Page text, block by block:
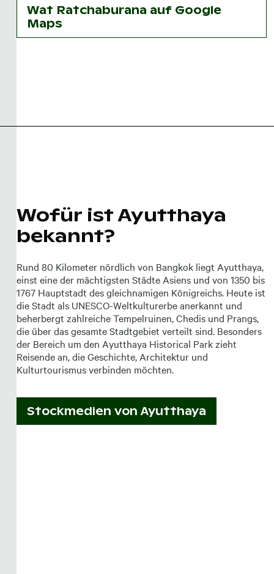
Wat Ratchaburana auf Google
Maps
Wofür ist Ayutthaya
bekannt?
Rund 80 Kilometer nördlich von Bangkok liegt Ayutthaya,
einst eine der mächtigsten Städte Asiens und von 1350 bis
1767 Hauptstadt des gleichnamigen Königreichs. Heute ist
die Stadt als UNESCO-Weltkulturerbe anerkannt und
beherbergt zahlreiche Tempelruinen, Chedis und Prangs,
die über das gesamte Stadtgebiet verteilt sind. Besonders
der Bereich um den Ayutthaya Historical Park zieht
Reisende an, die Geschichte, Architektur und
Kulturtourismus verbinden möchten.
Stockmedien von Ayutthaya